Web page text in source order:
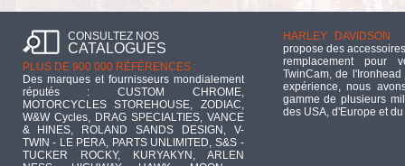
CONSULTEZ NOS
CATALOGUES
PLUS DE 900 000 RÉFÉRENCES :
Des marques et fournisseurs mondialement
réputés : CUSTOM CHROME,
MOTORCYCLES STOREHOUSE, ZODIAC,
W&W Cycles, DRAG SPECIALTIES, VANCE
& HINES, ROLAND SANDS DESIGN, V-
TWIN - LE PERA, PARTS UNLIMITED, S&S -
TUCKER ROCKY, KURYAKYN, ARLEN
HARLEY DAVIDSON :
propose des
remplacement pour
TwinCam, de
expérience, nous
gamme de plusieurs
des USA, d'Europe et